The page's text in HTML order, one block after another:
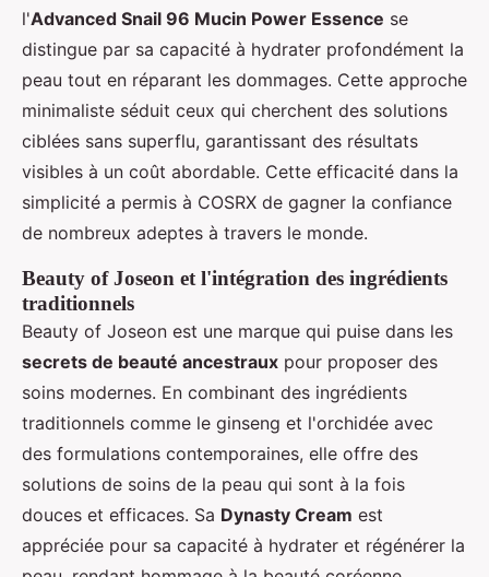
l'Advanced Snail 96 Mucin Power Essence se
distingue par sa capacité à hydrater profondément la
peau tout en réparant les dommages. Cette approche
minimaliste séduit ceux qui cherchent des solutions
ciblées sans superflu, garantissant des résultats
visibles à un coût abordable. Cette efficacité dans la
simplicité a permis à COSRX de gagner la confiance
de nombreux adeptes à travers le monde.
Beauty of Joseon et l'intégration des ingrédients
traditionnels
Beauty of Joseon est une marque qui puise dans les
secrets de beauté ancestraux pour proposer des
soins modernes. En combinant des ingrédients
traditionnels comme le ginseng et l'orchidée avec
des formulations contemporaines, elle offre des
solutions de soins de la peau qui sont à la fois
douces et efficaces. Sa Dynasty Cream est
appréciée pour sa capacité à hydrater et régénérer la